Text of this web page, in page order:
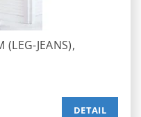
(LEG-JEANS),
DETAIL